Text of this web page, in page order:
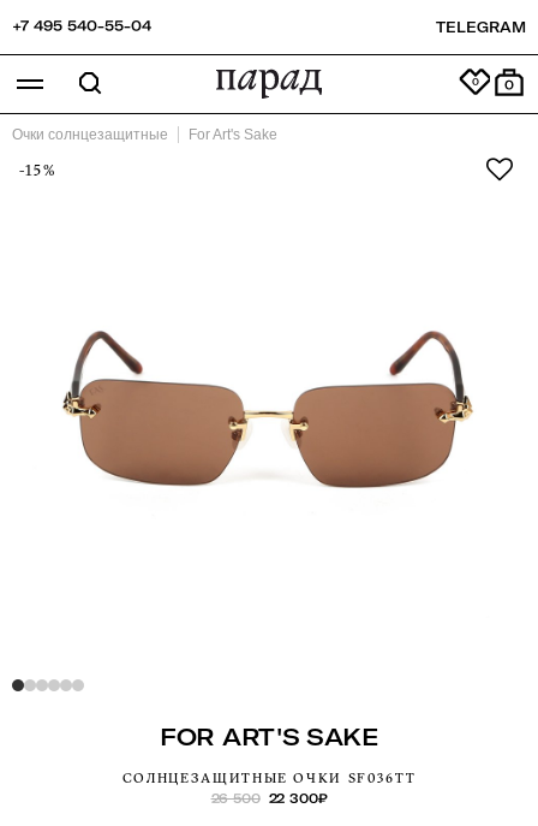
+7 495 540-55-04 TELEGRAM
0
Очки солнцезащитные For Art's Sake
-15%
FOR ART'S SAKE
СОЛНЦЕЗАЩИТНЫЕ ОЧКИ SF036TT
26 500 22 300₽